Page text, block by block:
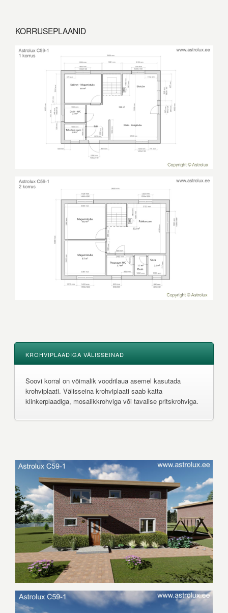
KORRUSEPLAANID
KROHVIPLAADIGA VÄLISSEINAD
Soovi korral on võimalik voodrilaua asemel kasutada
krohviplaati. Välisseina krohviplaati saab katta
klinkerplaadiga, mosaiikkrohviga või tavalise pritskrohviga.